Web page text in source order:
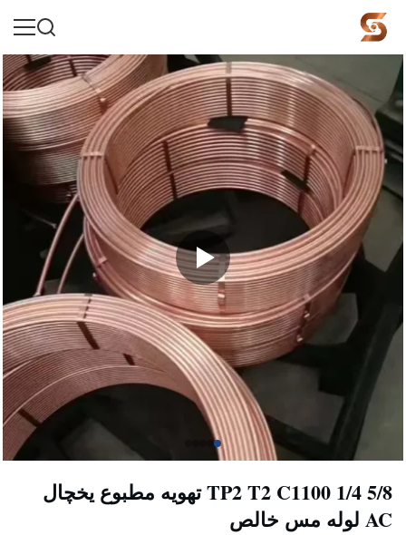
TP2 T2 C1100 1/4 5/8 تهویه مطبوع یخچال
AC لوله مس خالص